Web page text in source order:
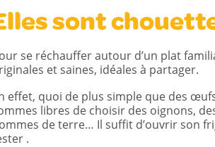
sont
se réchauffer autour d’un plat
et saines, idéales à partager.
effet, quoi de plus simple que des
libres de choisir des oignons,
de terre… Il suffit d’ouvrir son
.